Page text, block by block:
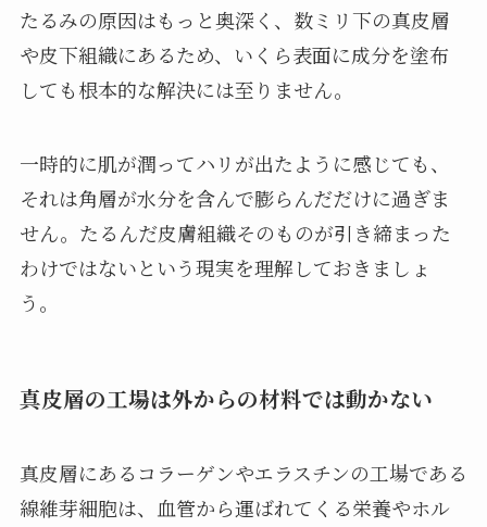
たるみの原因はもっと奥深く、数ミリ下の真皮層
や皮下組織にあるため、いくら表面に成分を塗布
しても根本的な解決には至りません。
一時的に肌が潤ってハリが出たように感じても、
それは角層が水分を含んで膨らんだだけに過ぎま
せん。たるんだ皮膚組織そのものが引き締まった
わけではないという現実を理解しておきましょ
う。
真皮層の工場は外からの材料では動かない
真皮層にあるコラーゲンやエラスチンの工場である
線維芽細胞は、血管から運ばれてくる栄養やホル